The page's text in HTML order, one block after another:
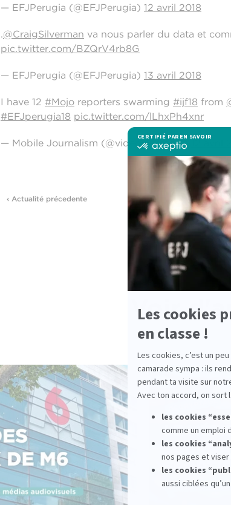
— EFJPerugia (@EFJPerugia) 12 avril 2018
.@CraigSilverman va nous parler du data et
pic.twitter.com/BZQrV4rb8G
— EFJPerugia (@EFJPerugia) 13 avril 2018
I have 12 #Mojo reporters swarming #ijf18 from
#EFJperugia18 pic.twitter.com/lLhxPh4xnr
— Mobile Journalism (@videojournalist)
‹ Actualité précedente
Voir